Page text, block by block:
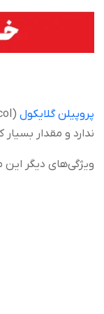
پروپیلن گلایکول
ندارد و مقدار
ویژگی‌های دیگر این